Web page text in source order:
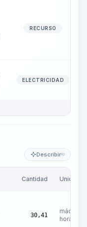
RECURSO
ELECTRICIDAD
DescribirKI
Cantidad Unidad
30,41
máquina-
hora